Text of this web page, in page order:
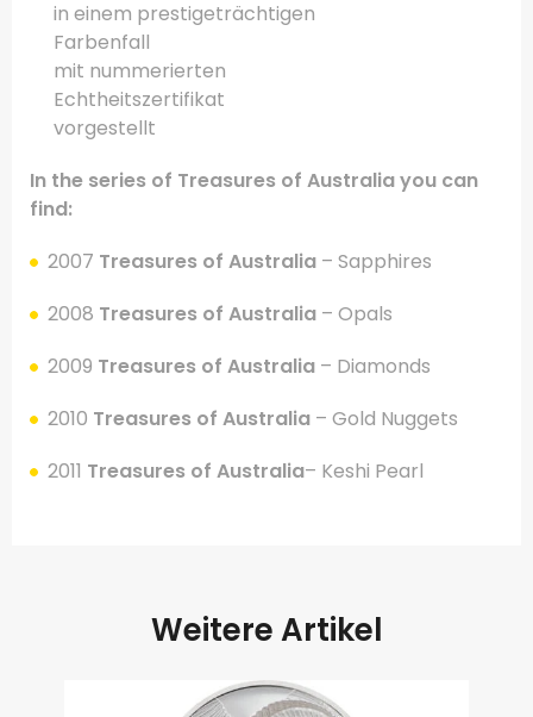
in einem prestigeträchtigen
Farbenfall
mit nummerierten
Echtheitszertifikat
vorgestellt
In the series of Treasures of Australia you can
find:
2007 Treasures of Australia – Sapphires
2008 Treasures of Australia – Opals
2009 Treasures of Australia – Diamonds
2010 Treasures of Australia – Gold Nuggets
2011 Treasures of Australia– Keshi Pearl
Weitere Artikel